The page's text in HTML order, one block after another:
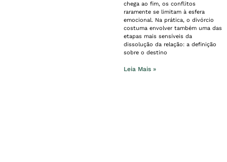
chega ao fim, os conflitos
raramente se limitam à esfera
emocional. Na prática, o divórcio
costuma envolver também uma das
etapas mais sensíveis da
dissolução da relação: a definição
sobre o destino
Leia Mais »